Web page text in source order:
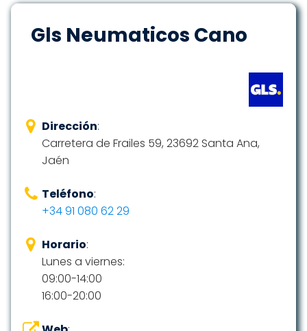
Gls Neumaticos Cano
Dirección:
Carretera de Frailes 59, 23692 Santa Ana,
Jaén
Teléfono:
+34 91 080 62 29
Horario:
Lunes a viernes:
09:00-14:00
16:00-20:00